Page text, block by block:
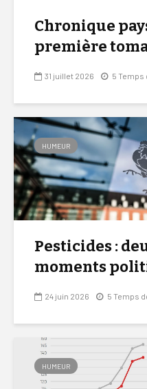
Chronique
première
31 juillet 2026 5 Temps
HUMEUR
Pesticides :
moments
24 juin 2026 5 Temps
HUMEUR